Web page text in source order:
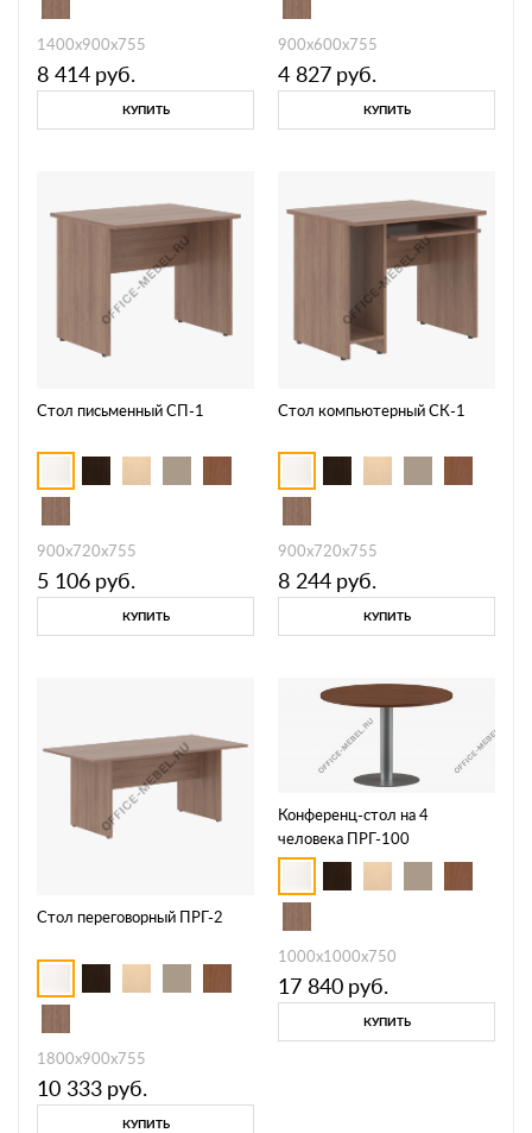
1400х900х755
8 414 руб.
КУПИТЬ
900х600х755
4 827 руб.
КУПИТЬ
Стол письменный СП-1
900х720х755
5 106 руб.
КУПИТЬ
Стол компьютерный СК-1
900х720х755
8 244 руб.
КУПИТЬ
Стол переговорный ПРГ-2
1800х900х755
10 333 руб.
КУПИТЬ
Конференц-стол на 4
человека ПРГ-100
1000х1000х750
17 840 руб.
КУПИТЬ